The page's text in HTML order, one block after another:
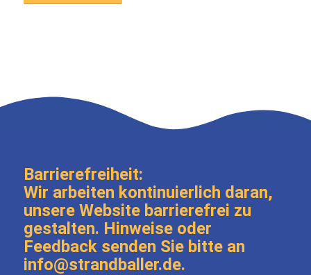
Barrierefreiheit:
Wir arbeiten kontinuierlich daran,
unsere Website barrierefrei zu
gestalten. Hinweise oder
Feedback senden Sie bitte an
info@strandballer.de.